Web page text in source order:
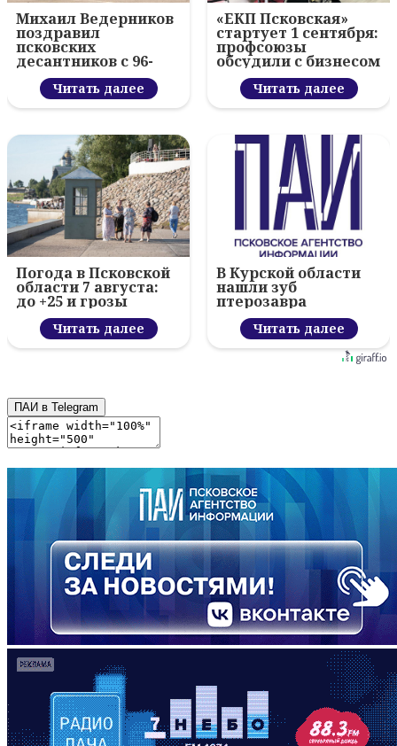
Михаил Ведерников
поздравил
псковских
десантников с 96-
летием ВДВ и
вручил награды
Читать далее
«ЕКП Псковская»
стартует 1 сентября:
профсоюзы
обсудили с бизнесом
новый цифровой
проектЧитать далее
Погода в Псковской
области 7 августа:
до +25 и грозы
Читать далее
В Курской области
нашли зуб
птерозавра
Читать далее
ПАИ в Telegram